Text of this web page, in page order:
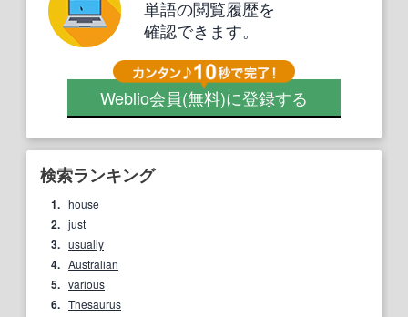
単語の閲覧履歴を
確認できます。
Weblio会員(無料)に登録する
検索ランキング
1. house
2. just
3. usually
4. Australian
5. various
6. Thesaurus